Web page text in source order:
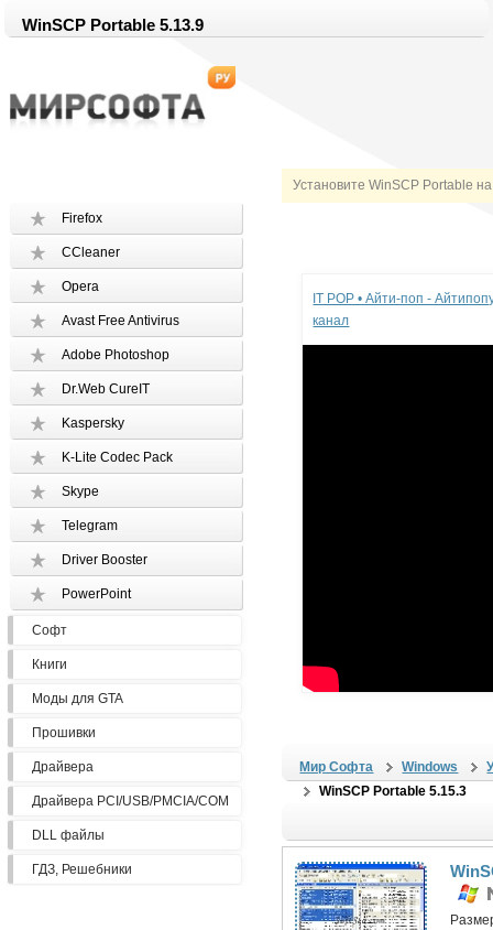
WinSCP Portable 5.13.9
Установите WinSCP Portable
Firefox
CCleaner
Opera
Avast Free Antivirus
Adobe Photoshop
Dr.Web CureIT
Kaspersky
K-Lite Codec Pack
Skype
Telegram
Driver Booster
PowerPoint
Софт
Книги
Моды для GTA
Прошивки
Драйвера
Драйвера PCI/USB/PMCIA/COM
DLL файлы
ГДЗ, Решебники
IT POP • Айти-поп -
канал
Мир Софта Windows
WinSCP Portable 5.15.3